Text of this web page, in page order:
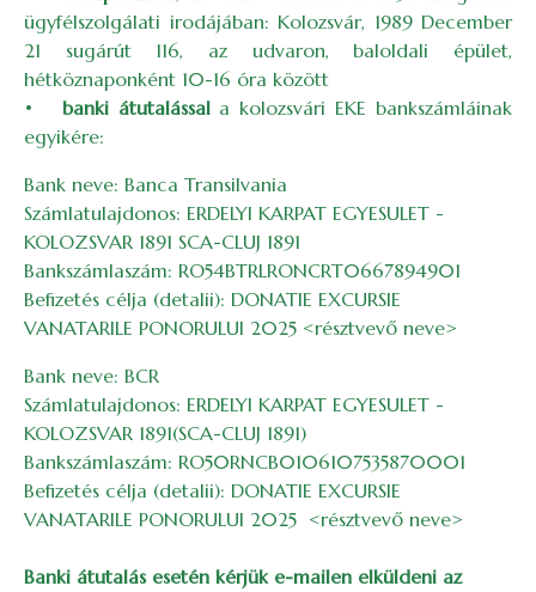
ügyfélszolgálati irodájában: Kolozsvár, 1989 December
21 sugárút 116, az udvaron, baloldali épület,
hétköznaponként 10-16 óra között
• banki átutalássala kolozsvári EKE bankszámláinak
egyikére:
Bank neve: Banca Transilvania
Számlatulajdonos: ERDELYI KARPAT EGYESULET -
KOLOZSVAR 1891 SCA-CLUJ 1891
Bankszámlaszám: RO54BTRLRONCRT0667894901
Befizetés célja (detalii): DONATIE EXCURSIE
VANATARILE PONORULUI 2025 <résztvevő neve>
Bank neve: BCR
Számlatulajdonos: ERDELYI KARPAT EGYESULET -
KOLOZSVAR 1891(SCA-CLUJ 1891)
Bankszámlaszám: RO50RNCB0106107535870001
Befizetés célja (detalii): DONATIE EXCURSIE
VANATARILE PONORULUI 2025 <résztvevő neve>
Banki átutalás esetén kérjük e-mailen elküldeni az